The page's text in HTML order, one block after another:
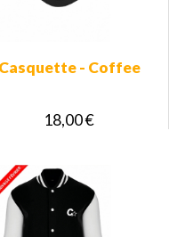
Casquette - Coffee
18,00 €